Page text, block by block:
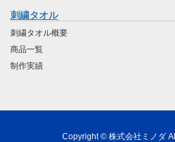
刺繍タオル
刺繍タオル概要
商品一覧
制作実績
Copyright © 株式会社ミノダ